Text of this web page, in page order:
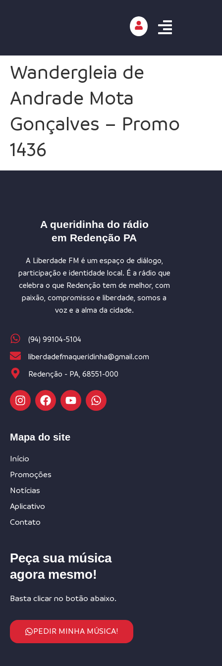
Wandergleia de
Andrade Mota
Gonçalves – Promo
1436
A queridinha do rádio
em Redenção PA
A Liberdade FM é um espaço de diálogo,
participação e identidade local. É a rádio que
celebra o que Redenção tem de melhor, com
paixão, compromisso e liberdade, somos a
voz e a alma da cidade.
(94) 99104-5104
liberdadefmaqueridinha@gmail.com
Redenção - PA, 68551-000
Mapa do site
Início
Promoções
Notícias
Aplicativo
Contato
Peça sua música
agora mesmo!
Basta clicar no botão abaixo.
PEDIR MINHA MÚSICA!